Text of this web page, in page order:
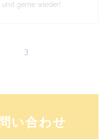
gerne wieder!
3
い合わせ